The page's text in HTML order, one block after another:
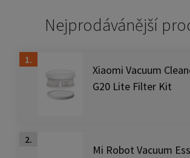
Nejprodávánější
1.
Xiaomi Vacuum
G20 Lite Filter Kit
2.
Mi Robot Vacuum